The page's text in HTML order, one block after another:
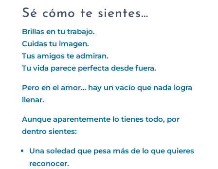
Sé cómo te sientes…
Brillas en tu trabajo.
Cuidas tu imagen.
Tus amigos te admiran.
Tu vida parece perfecta desde fuera.
Pero en el amor… hay un vacío que nada logra
llenar.
Aunque aparentemente lo tienes todo, por
dentro sientes:
Una soledad que pesa más de lo que quieres
reconocer.